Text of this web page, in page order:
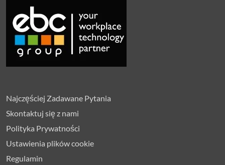
Najczęściej Zadawane Pytania
Skontaktuj się z nami
Polityka Prywatności
Ustawienia plików cookie
Regulamin